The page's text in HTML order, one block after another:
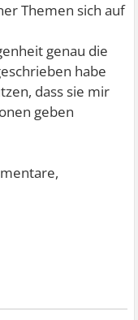
Themen sich auf
genau die
habe
dass sie mir
geben